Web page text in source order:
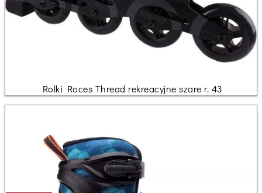
Rolki Roces Thread rekreacyjne szare r. 43